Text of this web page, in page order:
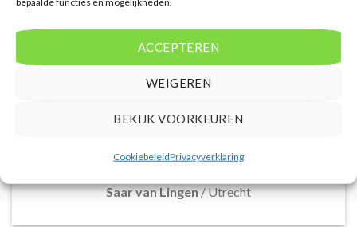
ACCEPTEREN
WEIGEREN
BEKIJK VOORKEUREN
CookiebeleidPrivacyverklaring
accommodaties met verschillende filters zoals
time prijsinformatie en de mogelijkheid om direct op
informatieve blogsectie, lokale tips en
activiteiten.
Saar van Lingen/Utrecht